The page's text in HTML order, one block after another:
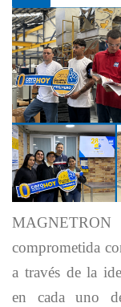
comprometida
a través de la
en cada uno